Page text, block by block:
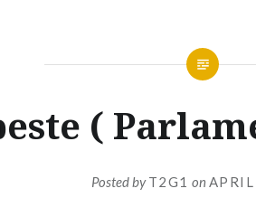
(
Posted byT2G1 on